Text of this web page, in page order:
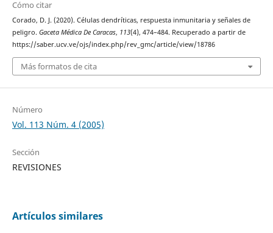
Cómo citar
Corado, D. J. (2020). Células dendríticas, respuesta inmunitaria y señales de
peligro. Gaceta Médica De Caracas, 113(4), 474–484. Recuperado a partir de
https://saber.ucv.ve/ojs/index.php/rev_gmc/article/view/18786
Más formatos de cita
Número
Vol. 113 Núm. 4 (2005)
Sección
REVISIONES
Artículos similares